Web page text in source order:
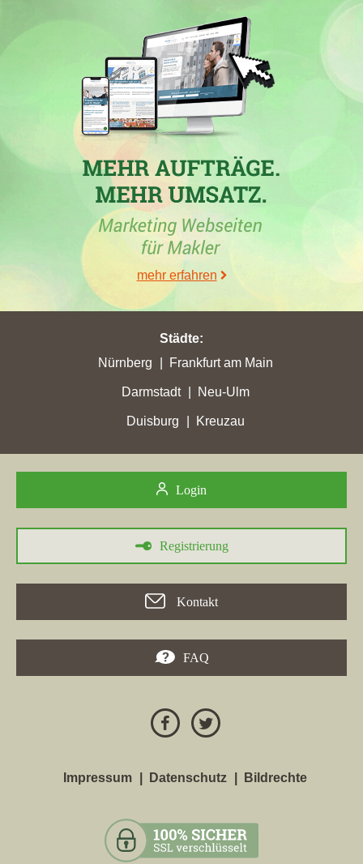
, Makler in Crailsheim, mit der
maria-haas-immo.dehat in den Wochen vom
24.09.2024 bis 07.10.2024 inCrailsheimmit nur 10 erreichten
Stadtpunkten ihren höchsten Punktverlust erlitten.
26.03.2024
Immobilien Maria Haas e.K., ein Maklerbüro in Crailsheim und
Inhaber der Webseite
26.03.2024 inCrailsheimin die TOP 5 gekommen.
06.02.2024
Immobilien Maria Haas e.K.mit der Maklerwebseite
haas-immo.de
hat in der Woche vom 06.02.2024 in
ihre bisher beste Platzierung erreicht. Hierbei ist die
Immobilienfirma aus Crailsheim von Platz 3 um 1 Platz
vorgerückt und befindet sich jetzt auf Rang 2. Folgende
Maklerwebseite wurde hierbei überholt:
25.01.2024
, ein Maklerbüro aus Crailsheim
und Inhaber der Homepagemaria-haas-immo.de, ist in der
Woche vom 25.01.2024 inCrailsheimin die TOP 5 gekommen.
20.12.2023
Immobilien Maria Haas e.K., ein Maklerbüro in Crailsheim und
Inhaber der Homepagemaria-haas-immo.de
gekommen.
19.09.2023
Immobilien Maria Haas e.K., ein Maklerbüro aus Crailsheim
10.01.2023
, Immobilienmakler in Crailsheim, den größten Verlust von
29.11.2022
mehr erfahren
Städte:
Nürnberg
Frankfurt am Main
Darmstadt Neu-Ulm
Duisburg Kreuzau
Login
Registrierung
Kontakt
FAQ
Impressum Datenschutz Bildrechte